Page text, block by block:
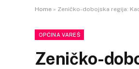
Home » Zeničko-dobojska regija:
OPĆINA VAREŠ
Zeničko-